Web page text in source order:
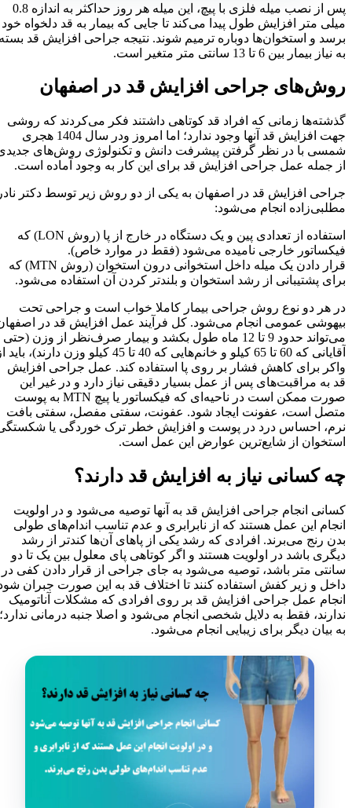
پس از نصب میله فلزی با پیچ، این میله هر روز حداکثر به اندازه 0.8
میلی متر افزایش طول پیدا می‌کند تا جایی که بیمار به قد دلخواه خود
برسد و استخوان‌ها دوباره ترمیم شوند. نتیجه جراحی افزایش قد بسته
به نیاز بیمار بین 6 تا 13 سانتی متر متغیر است.
روش‌های جراحی افزایش قد در اصفهان
گذشته‌ها زمانی که افراد قد کوتاهی داشتند فکر می‌کردند که روشی
جهت افزایش قد آنها وجود ندارد؛ اما امروز ودر سال 1404 هجری
شمسی با در نظر گرفتن پیشرفت دانش و تکنولوژی روش‌های جدیدی
از جمله عمل جراحی افزایش قد برای این کار به وجود آماده است.
جراحی افزایش قد در اصفهان به یکی از دو روش زیر توسط دکتر نادر
مطلبی‌زاده انجام می‌شود:
استفاده از تعدادی پین و یک دستگاه در خارج از پا (روش LON) که
فیکساتور خارجی نامیده می‌شود (فقط در موارد خاص).
قرار دادن یک میله داخل استخوانی درون استخوان (روش MTN) که
برای پشتیبانی از رشد استخوان و بلند‌تر کردن آن استفاده می‌شود.
در هر دو نوع روش جراحی بیمار کاملا خواب است و جراحی تحت
بیهوشی عمومی انجام می‌شود. کل فرآیند عمل افزایش قد در اصفهان
می‌تواند حدود 9 تا 12 ماه طول بکشد و بیمار صرف‌نظر از وزن (حتی
آقایانی که 60 تا 65 کیلو و خانم‌هایی که 40 تا 45 کیلو وزن دارند)، باید از
واکر برای کاهش فشار بر روی پا استفاده کند. عمل جراحی افزایش
قد به مراقبت‌های پس از عمل بسیار دقیقی نیاز دارد و در غیر این
صورت ممکن است در ناحیه‌ای که فیکساتور یا پیچ MTN به پوست
متصل است، عفونت ایجاد شود. عفونت، سفتی مفصل، سفتی بافت
نرم، احساس درد در پوست و افزایش خطر ترک خوردگی یا شکستگی
استخوان از شایع‌ترین عوارض این عمل است.
چه کسانی نیاز به افزایش قد دارند؟
کسانی انجام جراحی افزایش قد به آنها توصیه می‌شود و در اولویت
انجام این عمل هستند که از نابرابری و عدم تناسب اندام‌های طولی
بدن رنج می‌برند. افرادی که رشد یکی از پاهای آن‌ها کندتر از رشد
دیگری باشد در اولویت هستند و اگر کوتاهی پای معلول بین یک تا دو
سانتی متر باشد، توصیه می‌شود به جای جراحی از قرار دادن کفی در
داخل و زیر کفش استفاده کنند تا اختلاف قد به این صورت جبران شود.
انجام عمل جراحی افزایش قد بر روی افرادی که مشکلات آناتومیک
ندارند، فقط به دلایل شخصی انجام می‌شود و اصلا جنبه درمانی ندارد؛
به بیان دیگر برای زیبایی انجام می‌شود.